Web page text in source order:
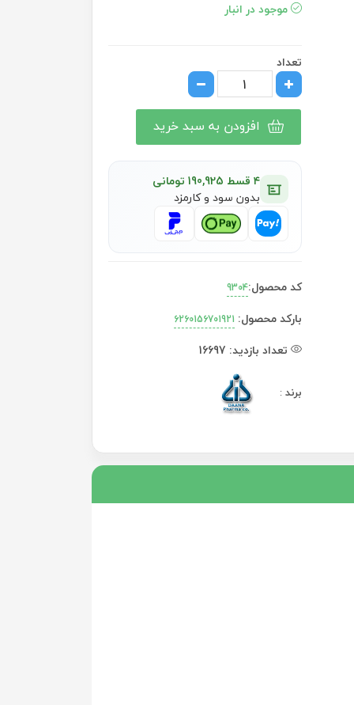
موجود در انبار
تعداد
افزودن به سبد خرید
۴ قسط 190,925 تومانی
بدون سود و کارمزد
برند:
کد محصول:9304
بارکد محصول: 6260156701921
تعداد بازدید: 16697